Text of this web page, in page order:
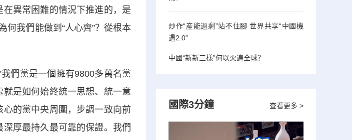
在異常困難的情況下推進的，是
我們能做到“人心齊”？從根本
們黨是一個擁有9800多萬名黨
是如何始終統一思想、統一意
的黨中央周圍，步調一致向前
厚最持久最可靠的保證。我們
炒作“産能過剩”站不住腳 世界共享“中國機
遇2.0”
中國“新新三樣”何以火遍全球？
查看更多 >
國際3分鐘